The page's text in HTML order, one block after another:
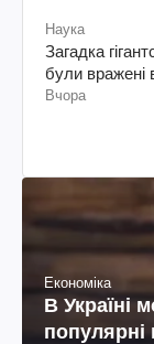
Наука
Загадка
були вражені
Вчора
Економіка
В Україні
популярні